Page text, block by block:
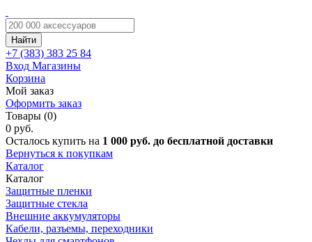
Найти
+7 (383) 383 25 84
Вход Магазины
Корзина
Мой заказ
Оформить заказ
Товары (0)
0 руб.
Осталось купить на 1 000 руб. до бесплатной доставки
Вернуться к покупкам
Каталог
Каталог
Защитные пленки
Защитные стекла
Внешние аккумуляторы
Кабели, разъемы, переходники